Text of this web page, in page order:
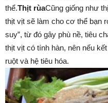
thể.Thịt rùaCũng giống như
thịt vịt sẽ làm cho cơ thể bạn
suy”, từ đó gây phù nề, tiêu
thịt vịt có tính hàn, nên nếu
ruột và hệ tiêu hóa.